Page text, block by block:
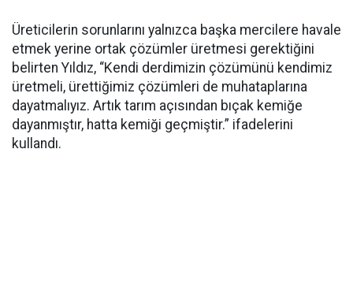
Üreticilerin sorunlarını yalnızca başka mercilere havale
etmek yerine ortak çözümler üretmesi gerektiğini
belirten Yıldız, “Kendi derdimizin çözümünü kendimiz
üretmeli, ürettiğimiz çözümleri de muhataplarına
dayatmalıyız. Artık tarım açısından bıçak kemiğe
dayanmıştır, hatta kemiği geçmiştir.” ifadelerini
kullandı.